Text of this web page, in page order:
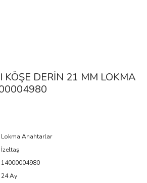
DERİN 21 MM LOKMA
Lokma Anahtarlar
İzeltaş
14000004980
24 Ay